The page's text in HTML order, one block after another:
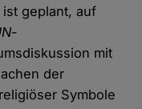
geplant, auf
-
mit
der
Symbole